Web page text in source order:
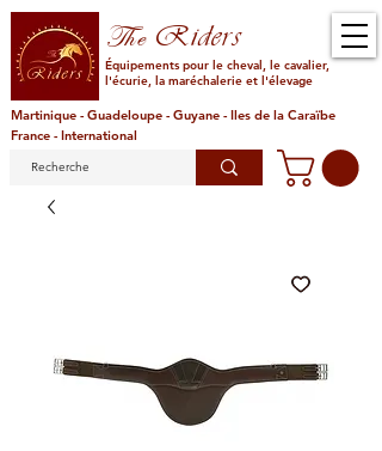
TheRiders
Équipements pour le cheval, le cavalier,
l'écurie, la maréchalerie et l'élevage
Martinique - Guadeloupe - Guyane - Iles de la Caraïbe
France - International